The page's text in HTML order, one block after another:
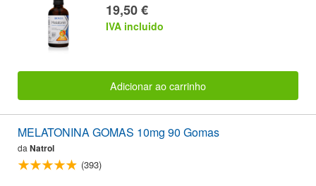
19,50 €
IVA incluido
Adicionar ao carrinho
MELATONINA GOMAS 10mg 90 Gomas
da Natrol
(393)